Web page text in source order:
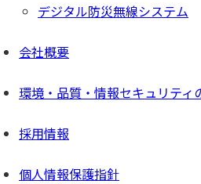
デジタル防災無線システム
会社概要
環境・品質・情報セキュリティ
採用情報
個人情報保護指針